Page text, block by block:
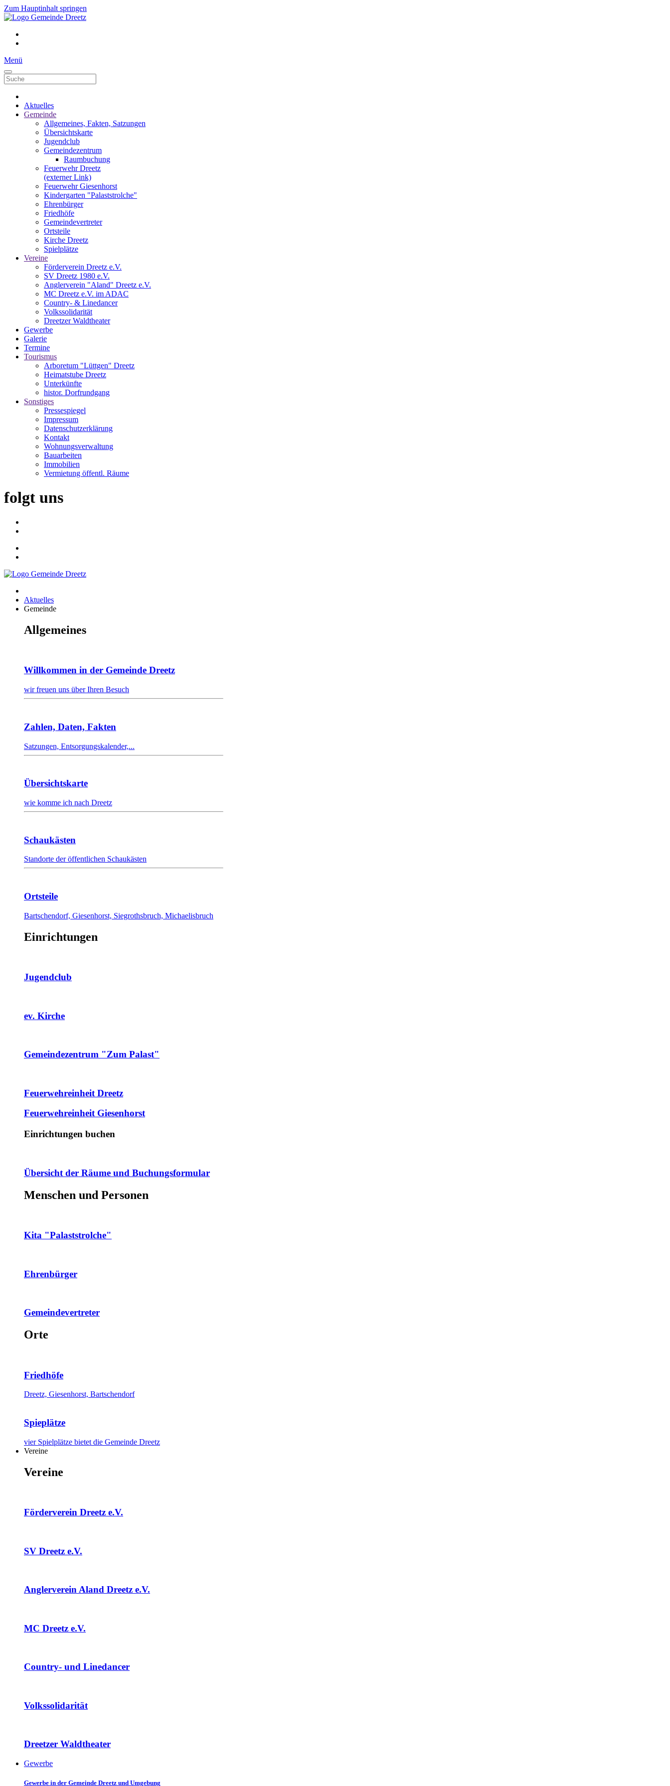
Zum Hauptinhalt springen
Menü
Aktuelles
Gemeinde
Allgemeines, Fakten, Satzungen
Übersichtskarte
Jugendclub
Gemeindezentrum
Raumbuchung
Feuerwehr Dreetz
(externer Link)
Feuerwehr Giesenhorst
Kindergarten "Palaststrolche"
Ehrenbürger
Friedhöfe
Gemeindevertreter
Ortsteile
Kirche Dreetz
Spielplätze
Vereine
Förderverein Dreetz e.V.
SV Dreetz 1980 e.V.
Anglerverein "Aland" Dreetz e.V.
MC Dreetz e.V. im ADAC
Country- & Linedancer
Volkssolidarität
Dreetzer Waldtheater
Gewerbe
Galerie
Termine
Tourismus
Arboretum "Lüttgen" Dreetz
Heimatstube Dreetz
Unterkünfte
histor. Dorfrundgang
Sonstiges
Pressespiegel
Impressum
Datenschutzerklärung
Kontakt
Wohnungsverwaltung
Bauarbeiten
Immobilien
Vermietung öffentl. Räume
folgt uns
Aktuelles
Gemeinde
Allgemeines
Willkommen in der Gemeinde Dreetz
wir freuen uns über Ihren Besuch
Zahlen, Daten, Fakten
Satzungen, Entsorgungskalender,...
Übersichtskarte
wie komme ich nach Dreetz
Schaukästen
Standorte der öffentlichen Schaukästen
Ortsteile
Bartschendorf, Giesenhorst, Siegrothsbruch, Michaelisbruch
Einrichtungen
Jugendclub
ev. Kirche
Gemeindezentrum "Zum Palast"
Feuerwehreinheit Dreetz
Feuerwehreinheit Giesenhorst
Einrichtungen buchen
Übersicht der Räume und Buchungsformular
Menschen und Personen
Kita "Palaststrolche"
Ehrenbürger
Gemeindevertreter
Orte
Friedhöfe
Dreetz, Giesenhorst, Bartschendorf
Spieplätze
vier Spielplätze bietet die Gemeinde Dreetz
Vereine
Vereine
Förderverein Dreetz e.V.
SV Dreetz e.V.
Anglerverein Aland Dreetz e.V.
MC Dreetz e.V.
Country- und Linedancer
Volkssolidarität
Dreetzer Waldtheater
Gewerbe
Gewerbe in der Gemeinde Dreetz und Umgebung